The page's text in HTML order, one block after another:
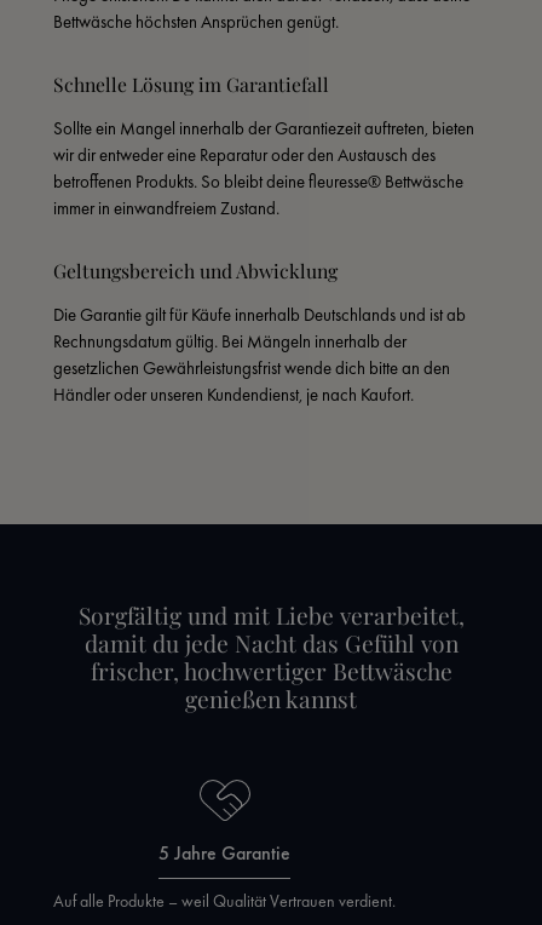
Bettwäsche höchsten Ansprüchen genügt.
Schnelle Lösung im Garantiefall
Sollte ein Mangel innerhalb der Garantiezeit auftreten, bieten
wir dir entweder eine Reparatur oder den Austausch des
betroffenen Produkts. So bleibt deine fleuresse® Bettwäsche
immer in einwandfreiem Zustand.
Geltungsbereich und Abwicklung
Die Garantie gilt für Käufe innerhalb Deutschlands und ist ab
Rechnungsdatum gültig. Bei Mängeln innerhalb der
gesetzlichen Gewährleistungsfrist wende dich bitte an den
Händler oder unseren Kundendienst, je nach Kaufort.
Sorgfältig und mit Liebe verarbeitet,
damit du jede Nacht das Gefühl von
frischer, hochwertiger Bettwäsche
genießen kannst
5 Jahre Garantie
Auf alle Produkte – weil Qualität Vertrauen verdient.